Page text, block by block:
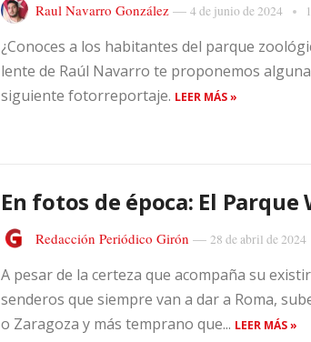
Raul Navarro González — 4 de junio de 2024
¿Conoces a los habitantes del parque
lente de Raúl Navarro te proponemos
siguiente fotorreportaje. LEER MÁS »
En fotos de época: El Parque
Redacción Periódico Girón — 28 de abril de 2024
A pesar de la certeza que acompaña su
senderos que siempre van a dar a Roma,
o Zaragoza y más temprano que... LEER MÁS »